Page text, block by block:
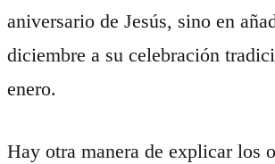
aniversario de Jesús, sino en
diciembre a su celebración
enero.
Hay otra manera de explicar los